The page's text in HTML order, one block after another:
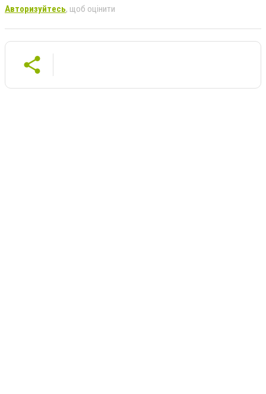
Авторизуйтесь, щоб оцінити